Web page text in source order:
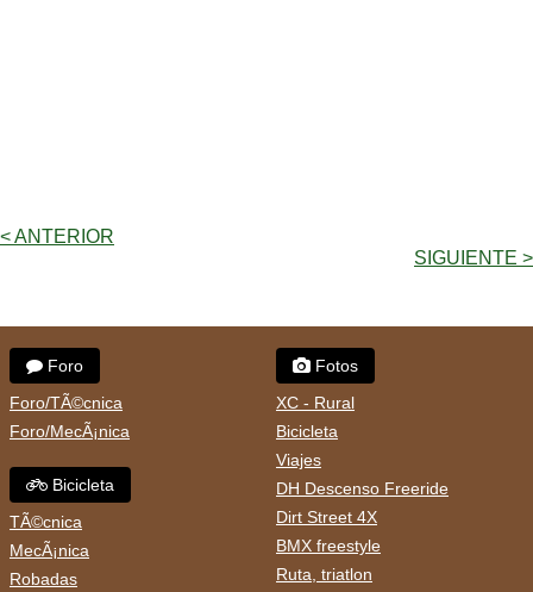
< ANTERIOR
SIGUIENTE >
Foro
Foro/TÃ©cnica
Foro/MecÃ¡nica
Bicicleta
TÃ©cnica
MecÃ¡nica
Robadas
Fotos
XC - Rural
Bicicleta
Viajes
DH Descenso Freeride
Dirt Street 4X
BMX freestyle
Ruta, triatlon